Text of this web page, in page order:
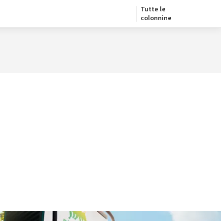
Tutte le
colonnine